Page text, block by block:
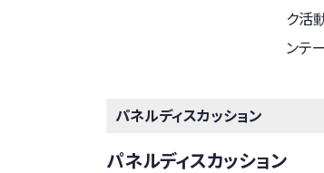
ク活
ンテ
パネルディスカッション
パネルディスカッション